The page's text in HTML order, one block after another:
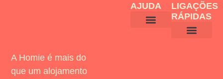
A Homie é mais do
que um alojamento
LIGAÇÕES
RÁPIDAS
AJUDA